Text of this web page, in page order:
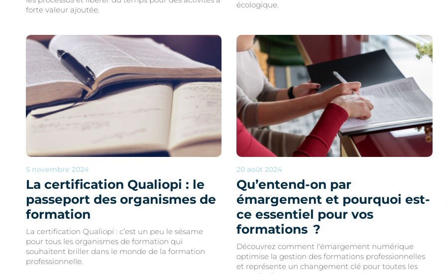
forte valeur ajoutée.
écologique.
5 novembre 2024
La certification Qualiopi : le
passeport des organismes de
formation
La certification Qualiopi : c’est un peu le sésame
pour tous les organismes de formation qui
souhaitent briller dans le monde de la formation
professionnelle.
20 août 2024
Qu’entend-on par
émargement et pourquoi est-
ce essentiel pour vos
formations ?
Découvrez comment l'émargement numérique
optimise la gestion des formations professionnelles
et représente un changement clé pour toutes les